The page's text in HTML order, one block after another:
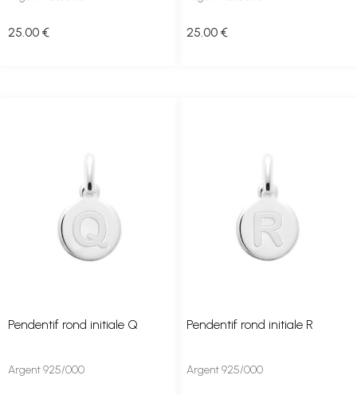
25 .00 € 25 .00 €
Pendentif rond initiale Q
Argent 925/000
Pendentif rond initiale R
Argent 925/000